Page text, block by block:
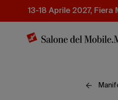
principale
13-18 Aprile 2027, Fiera